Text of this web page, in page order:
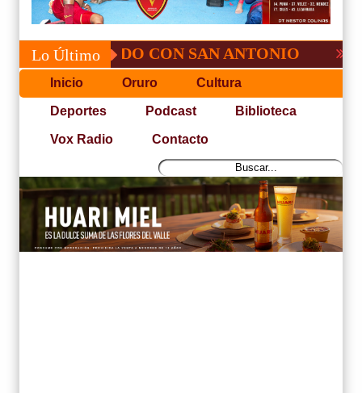
Lo Último
NO PUDO CON SAN ANTONIO COPA
Inicio Oruro Cultura
Deportes Podcast Biblioteca
Vox Radio Contacto